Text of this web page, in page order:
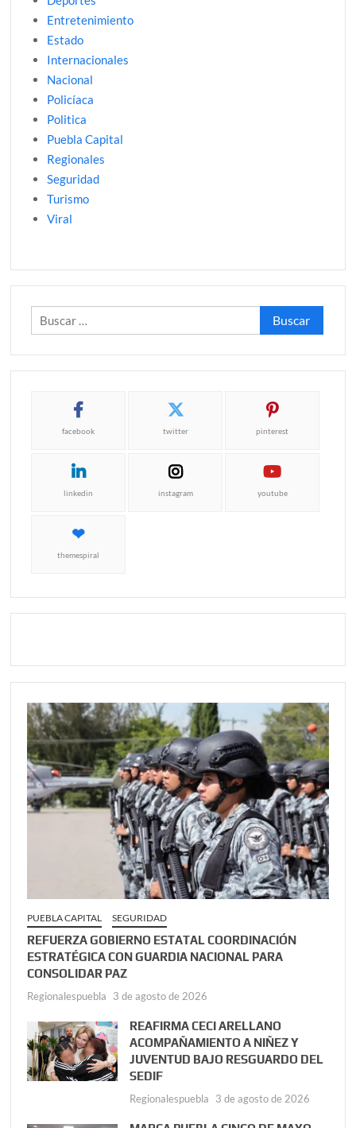
Entretenimiento
Estado
Internacionales
Nacional
Policíaca
Politica
Puebla Capital
Regionales
Seguridad
Turismo
Viral
Buscar:
facebook twitter pinterest
linkedin instagram youtube
themespiral
PUEBLA CAPITAL SEGURIDAD
REFUERZA GOBIERNO ESTATAL COORDINACIÓN
ESTRATÉGICA CON GUARDIA NACIONAL PARA
CONSOLIDAR PAZ
Regionalespuebla 3 de agosto de 2026
REAFIRMA CECI ARELLANO
ACOMPAÑAMIENTO A NIÑEZ Y
JUVENTUD BAJO RESGUARDO DEL
SEDIF
Regionalespuebla 3 de agosto de 2026